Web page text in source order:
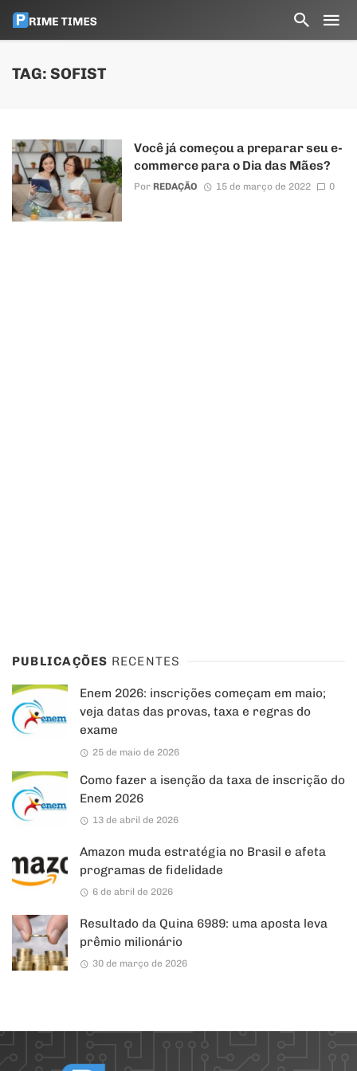
TAG: SOFIST
Você já começou a preparar seu e-
commerce para o Dia das Mães?
Por REDAÇÃO 15 de março de 2022 0
PUBLICAÇÕES RECENTES
Enem 2026: inscrições começam em maio;
veja datas das provas, taxa e regras do
exame
25 de maio de 2026
Como fazer a isenção da taxa de inscrição do
Enem 2026
13 de abril de 2026
Amazon muda estratégia no Brasil e afeta
programas de fidelidade
6 de abril de 2026
Resultado da Quina 6989: uma aposta leva
prêmio milionário
30 de março de 2026